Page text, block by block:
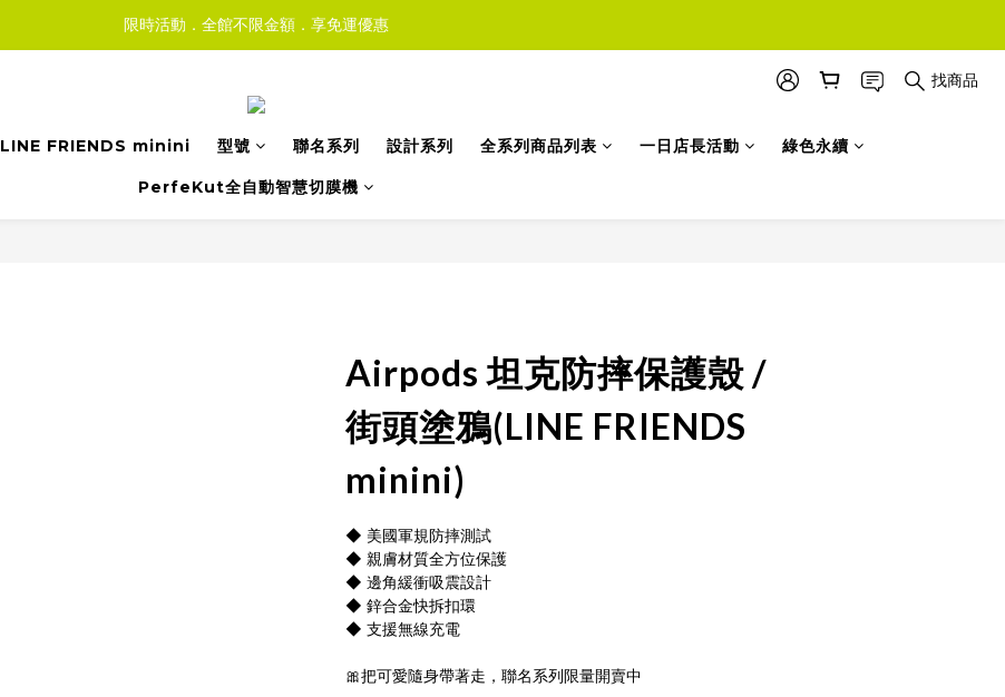
限時活動．全館不限金額．享免運優惠
找商品
LINE FRIENDS minini 型號 聯名系列 設計系列 全系列商品列表 一日店長活動 綠色永續
PerfeKut全自動智慧切膜機
Airpods 坦克防摔保護殼 /
街頭塗鴉(LINE FRIENDS
minini)
◆ 美國軍規防摔測試
◆ 親膚材質全方位保護
◆ 邊角緩衝吸震設計
◆ 鋅合金快拆扣環
◆ 支援無線充電
🎀把可愛隨身帶著走，聯名系列限量開賣中